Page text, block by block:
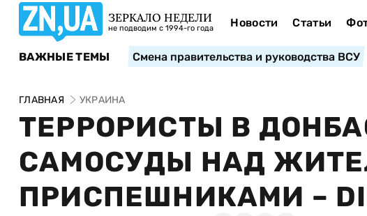
ЗЕРКАЛО НЕДЕЛИ
не подводим с 1994-го года Новости Статьи
ВАЖНЫЕ ТЕМЫ Смена правительства и руководства ВСУ
ГЛАВНАЯ УКРАИНА
ТЕРРОРИСТЫ В
САМОСУДЫ НАД
ПРИСПЕШНИКАМИ –